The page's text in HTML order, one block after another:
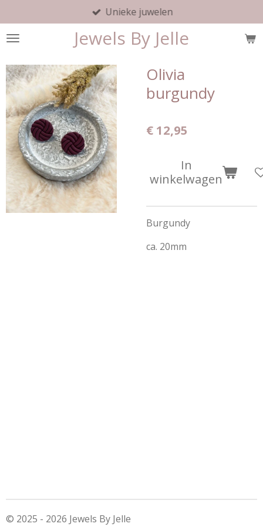
direct
naar
hoofdinhoud
Jewels By Jelle
Unieke juwelen
Olivia
burgundy
€ 12,95
In
winkelwagen
Burgundy
ca. 20mm
© 2025 - 2026 Jewels By Jelle